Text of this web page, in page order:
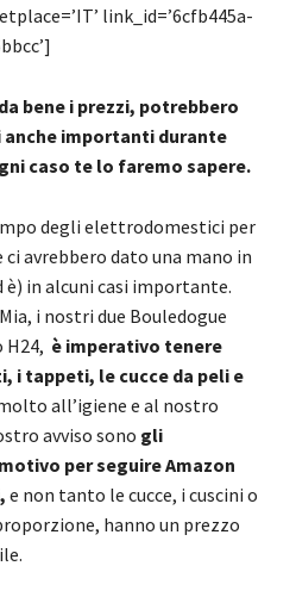
link_id=’6cfb445a-
bene i prezzi, potrebbero
importanti durante
caso te lo faremo sapere.
degli elettrodomestici per
avrebbero dato una mano in
è) in alcuni casi importante.
i nostri due Bouledogue
H24, è imperativo tenere
i tappeti, le cucce da peli e
all’igiene e al nostro
avviso sono gli
per seguire Amazon
e non tanto le cucce, i cuscini o
hanno un prezzo